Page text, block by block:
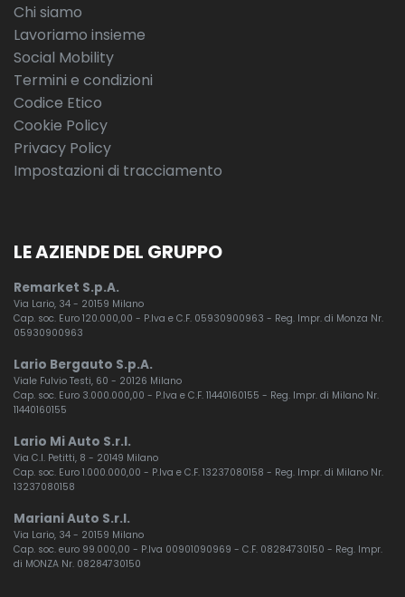
Chi siamo
Lavoriamo insieme
Social Mobility
Termini e condizioni
Codice Etico
Cookie Policy
Privacy Policy
Impostazioni di tracciamento
LE AZIENDE DEL GRUPPO
Remarket S.p.A.
Via Lario, 34 - 20159 Milano
Cap. soc. Euro 120.000,00 - P.Iva e C.F. 05930900963 - Reg. Impr. di Monza Nr.
05930900963
Lario Bergauto S.p.A.
Viale Fulvio Testi, 60 - 20126 Milano
Cap. soc. Euro 3.000.000,00 - P.Iva e C.F. 11440160155 - Reg. Impr. di Milano Nr.
11440160155
Lario Mi Auto S.r.l.
Via C.I. Petitti, 8 - 20149 Milano
Cap. soc. Euro 1.000.000,00 - P.Iva e C.F. 13237080158 - Reg. Impr. di Milano Nr.
13237080158
Mariani Auto S.r.l.
Via Lario, 34 - 20159 Milano
Cap. soc. euro 99.000,00 - P.Iva 00901090969 - C.F. 08284730150 - Reg. Impr.
di MONZA Nr. 08284730150